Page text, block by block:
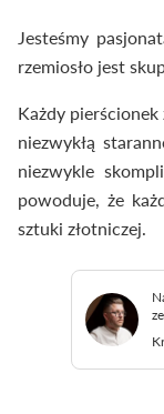
Jesteśmy
rzemiosło jest
Każdy
niezwykłą
niezwykle
powoduje, że
sztuki złotniczej.